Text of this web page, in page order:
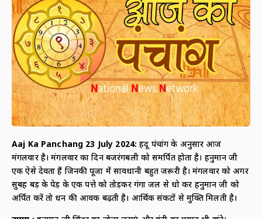
Aaj Ka Panchang 23 July 2024: हिंदू पंचांग के अनुसार आज
मंगलवार है। मंगलवार का दिन बजरंगबली को समर्पित होता है। हनुमान जी
एक ऐसे देवता हैं जिनकी पूजा में सावधानी बहुत जरूरी है। मंगलवार को अगर
सुबह बड़ के पेड़ के एक पत्ते को तोड़कर गंगा जल से धो कर हनुमान जी को
अर्पित करें तो धन की आवक बढ़ती है। आर्थिक संकटों से मुक्ति मिलती है।